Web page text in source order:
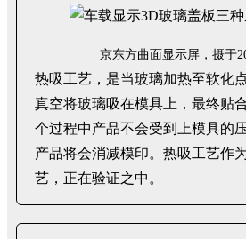
京东方曲面显示屏，摄于
热吸工艺，是当玻璃加热至软化
真空将玻璃吸在模具上，最终贴
个过程中产品不会受到上模具的
产品将会消减模印。热吸工艺作
艺，正在验证之中。